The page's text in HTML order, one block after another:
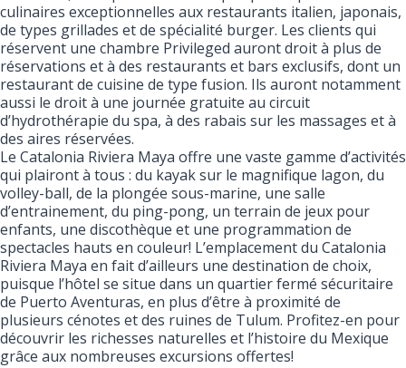
culinaires exceptionnelles aux restaurants italien, japonais,
de types grillades et de spécialité burger. Les clients qui
réservent une chambre Privileged auront droit à plus de
réservations et à des restaurants et bars exclusifs, dont un
restaurant de cuisine de type fusion. Ils auront notamment
aussi le droit à une journée gratuite au circuit
d’hydrothérapie du spa, à des rabais sur les massages et à
des aires réservées.
Le Catalonia Riviera Maya offre une vaste gamme d’activités
qui plairont à tous : du kayak sur le magnifique lagon, du
volley-ball, de la plongée sous-marine, une salle
d’entrainement, du ping-pong, un terrain de jeux pour
enfants, une discothèque et une programmation de
spectacles hauts en couleur! L’emplacement du Catalonia
Riviera Maya en fait d’ailleurs une destination de choix,
puisque l’hôtel se situe dans un quartier fermé sécuritaire
de Puerto Aventuras, en plus d’être à proximité de
plusieurs cénotes et des ruines de Tulum. Profitez-en pour
découvrir les richesses naturelles et l’histoire du Mexique
grâce aux nombreuses excursions offertes!